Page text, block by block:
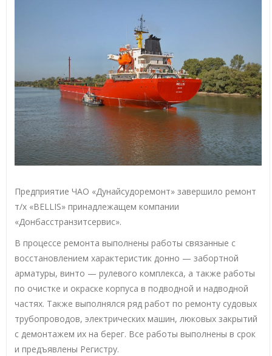
Предприятие ЧАО «Дунайсудоремонт» завершило ремонт
т/х «BELLIS» принадлежащем компании
«Донбасcтранзитсервис».
В процессе ремонта выполнены работы связанные с
восстановлением характеристик донно — забортной
арматуры, винто — рулевого комплекса, а также работы
по очистке и окраске корпуса в подводной и надводной
частях. Также выполнялся ряд работ по ремонту судовых
трубопроводов, электрических машин, люковых закрытий
с демонтажем их на берег. Все работы выполнены в срок
и предъявлены Регистру.